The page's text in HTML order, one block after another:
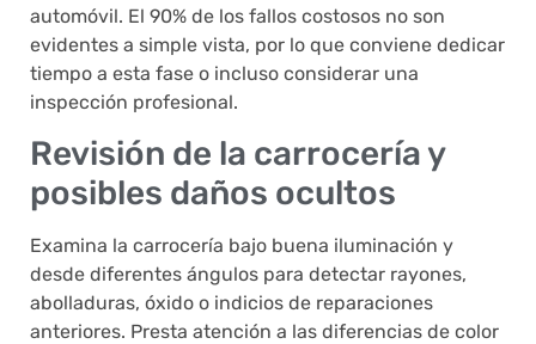
automóvil. El 90% de los fallos costosos no son
evidentes a simple vista, por lo que conviene dedicar
tiempo a esta fase o incluso considerar una
inspección profesional.
Revisión de la carrocería y
posibles daños ocultos
Examina la carrocería bajo buena iluminación y
desde diferentes ángulos para detectar rayones,
abolladuras, óxido o indicios de reparaciones
anteriores. Presta atención a las diferencias de color